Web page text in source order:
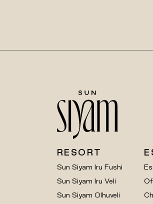
RESORT
Sun Siyam Iru Fushi
Sun Siyam Iru Veli
Sun Siyam Olhuveli